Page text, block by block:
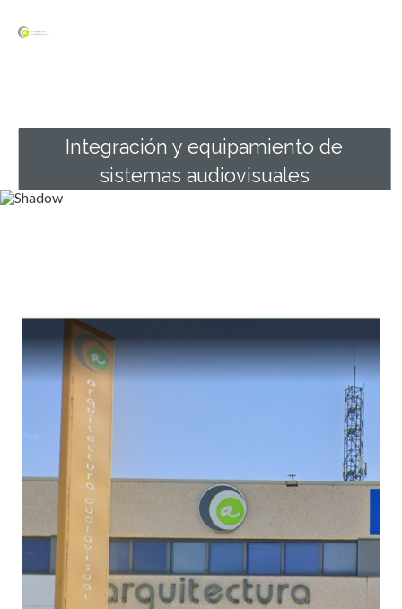
Integración y equipamiento de
sistemas audiovisuales